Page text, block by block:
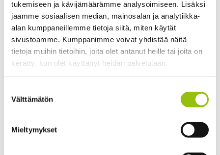
tukemiseen ja kävijämäärämme analysoimiseen. Lisäksi
jaamme sosiaalisen median, mainosalan ja analytiikka-
alan kumppaneillemme tietoja siitä, miten käytät
sivustoamme. Kumppanimme voivat yhdistää näitä
tietoja muihin tietoihin, joita olet antanut heille tai joita on
kerätty, kun olet käyttänyt heidän palvelujaan.
Cookiebot >
valinta
Välttämätön
Mieltymykset
Valintakriteereissä painotetaan seuraavia asioita:
1. tarkoituksenmukainen koulutustausta
2. koulutuksen kytkös nykyisiin tai tuleviin työtehtäviin
5. hakujärjestys